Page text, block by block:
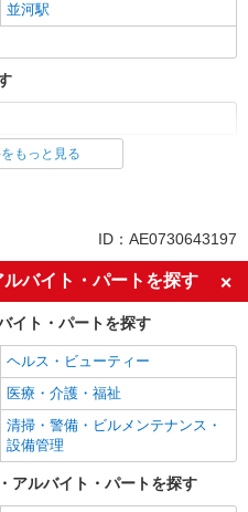
並河駅
探す
履歴書不要
未経験歓迎
語学力を活かせる（英語以外）
ボーナス・賞与あり
日払い
10時～勤務OK
車通勤OK
交通費支給
もっと見る
ID：AE0730643197
バイト・パートを探す
イト・パートを探す
ヘルス・ビューティー
医療・介護・福祉
清掃・警備・ビルメンテナンス・
設備管理
アルバイト・パートを探す